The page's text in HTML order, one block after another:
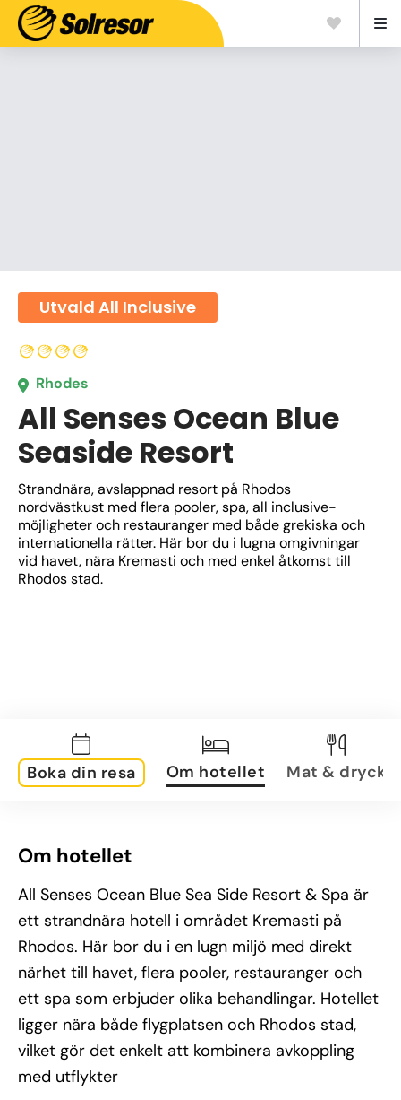
Utvald All Inclusive
Rhodes
All Senses Ocean Blue
Seaside Resort
Strandnära, avslappnad resort på Rhodos
nordvästkust med flera pooler, spa, all inclusive-
möjligheter och restauranger med både grekiska och
internationella rätter. Här bor du i lugna omgivningar
vid havet, nära Kremasti och med enkel åtkomst till
Rhodos stad.
Boka din resa Om hotellet Mat & dryck
Om hotellet
All Senses Ocean Blue Sea Side Resort & Spa är
ett strandnära hotell i området Kremasti på
Rhodos. Här bor du i en lugn miljö med direkt
närhet till havet, flera pooler, restauranger och
ett spa som erbjuder olika behandlingar. Hotellet
ligger nära både flygplatsen och Rhodos stad,
vilket gör det enkelt att kombinera avkoppling
med utflykter